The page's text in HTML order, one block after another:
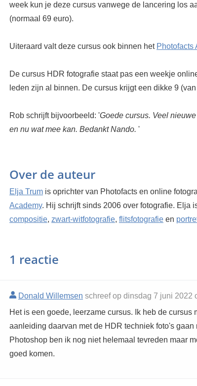
week kun je deze cursus vanwege de lancering los
(normaal 69 euro).
Uiteraard valt deze cursus ook binnen het Photofacts
De cursus HDR fotografie staat pas een weekje
leden zijn al binnen. De cursus krijgt een dikke 9
Rob schrijft bijvoorbeeld: 'Goede cursus. Veel
en nu wat mee kan. Bedankt Nando. '
Over de auteur
Elja Trum is oprichter van Photofacts en online
Academy. Hij schrijft sinds 2006 over fotografie. Elja
compositie, zwart-witfotografie, flitsfotografie en
1 reactie
Donald Willemsen schreef op dinsdag 7 juni 2022
Het is een goede, leerzame cursus. Ik heb de cursus
aanleiding daarvan met de HDR techniek foto's gaan
Photoshop ben ik nog niet helemaal tevreden maar
goed komen.